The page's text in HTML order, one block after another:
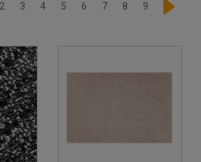
2 3 4 5 6 7 8 9